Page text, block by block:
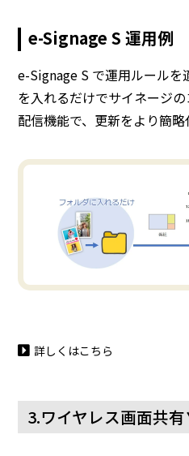
e-Signage S 運用例
e-Signage S で運用ルール
を入れるだけでサイネージ
配信機能で、更新をより簡略
詳しくはこちら
3.ワイヤレス画面共